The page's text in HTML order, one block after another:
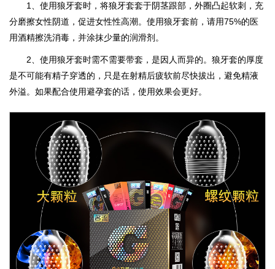
1、使用狼牙套时，将狼牙套套于阴茎跟部，外圈凸起软刺，充
分磨擦女性阴道，促进女性性高潮。使用狼牙套前，请用75%的医
用酒精擦洗消毒，并涂抹少量的润滑剂。
2、使用狼牙套时需不需要带套，是因人而异的。狼牙套的厚度
是不可能有精子穿透的，只是在射精后疲软前尽快拔出，避免精液
外溢。如果配合使用避孕套的话，使用效果会更好。